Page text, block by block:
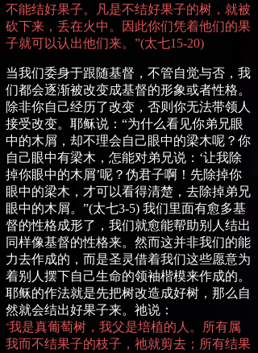
不能结好果子。凡是不结好果子的树，就被
砍下来，丢在火中。因此你们凭着他们的果
子就可以认出他们来。”(太七15-20)
当我们委身于跟随基督，不管自觉与否，我
们都会逐渐被改变成基督的形象或者性格。
除非你自己经历了改变，否则你无法带领人
接受改变。耶稣说：“为什么看见你弟兄眼
中的木屑，却不理会自己眼中的梁木呢？你
自己眼中有梁木，怎能对弟兄说：‘让我除
掉你眼中的木屑’呢？伪君子啊！先除掉你
眼中的梁木，才可以看得清楚，去除掉弟兄
眼中的木屑。”(太七3-5) 我们里面有愈多基
督的性格成形了，我们就愈能帮助别人结出
同样像基督的性格来。然而这并非我们的能
力去作成的，而是圣灵借着我们这些愿意为
着别人摆下自己生命的领袖楷模来作成的。
耶稣的作法就是先把树改造成好树，那么自
然就会结出好果子来。祂说：
“我是真葡萄树，我父是培植的人。所有属
我而不结果子的枝子，祂就剪去；所有结果